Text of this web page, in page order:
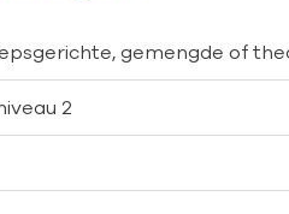
gemengde of
2